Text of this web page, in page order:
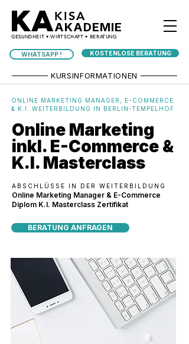
KAKISA
AKADEMIE
GESUNDHEIT • WIRTSCHAFT • BERATUNG
WHATSAPP ! KOSTENLOSE BERATUNG
KURSINFORMATIONEN
ONLINE MARKETING MANAGER, E-COMMERCE.
& K.I. WEITERBILDUNG IN BERLIN-TEMPELHOF
Online Marketing
inkl. E-Commerce &
K.I. Masterclass
ABSCHLÜSSE IN DER WEITERBILDUNG
Online Marketing Manager & E-Commerce
Diplom K.I. Masterclass Zertifikat
BERATUNG ANFRAGEN